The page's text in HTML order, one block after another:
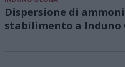
Dispersione di
stabilimento a Induno